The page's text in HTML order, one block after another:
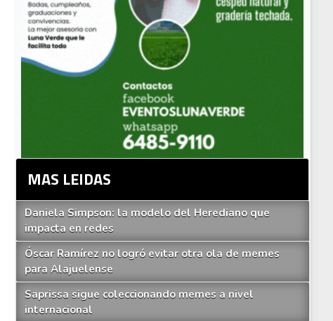
MAS LEIDAS
Daniela Simpson: la modelo del Herediano que
impacta en redes
Óscar Ramírez no logró evitar otra ola de memes
para Alajuelense
Saprissa sigue coleccionando memes a nivel
internacional